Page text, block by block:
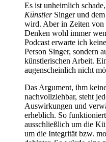
Es ist unheimlich
KünstlerSinger und dem
wird. Aber in Zeiten von
Denken wohl immer
Podcast erwarte ich
Person Singer, sondern
künstlerischen Arbeit.
augenscheinlich nicht
Das Argument, ihm
nachvollziehbar, steht
Auswirkungen und
erheblich. So
ausschließlich um die
um die Integrität bzw.